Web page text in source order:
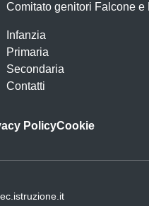
Comitato genitori Falcone e
Infanzia
Primaria
Secondaria
Contatti
PolicyCookie